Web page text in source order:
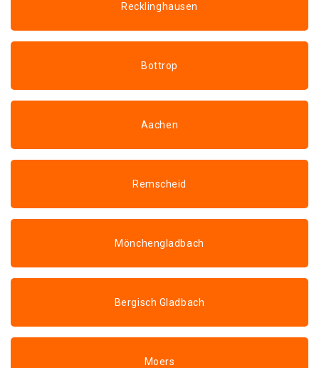
Recklinghausen
Bottrop
Aachen
Remscheid
Mönchengladbach
Bergisch Gladbach
Moers